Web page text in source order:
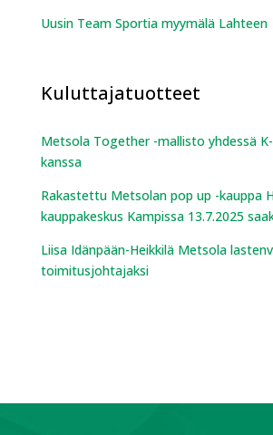
Uusin Team Sportia myymälä Lahteen
Kuluttajatuotteet
Metsola Together -mallisto yhdessä
kanssa
Rakastettu Metsolan pop up -kauppa
kauppakeskus Kampissa 13.7.2025
Liisa Idänpään-Heikkilä Metsola
toimitusjohtajaksi